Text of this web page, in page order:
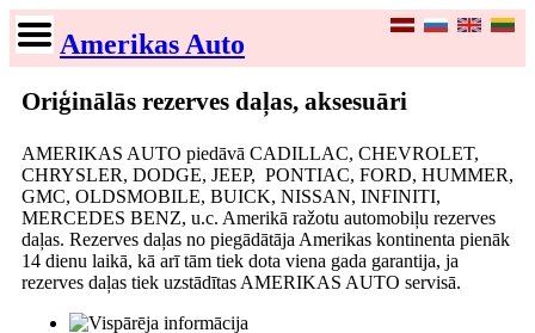
Amerikas Auto
Oriģinālās rezerves daļas, aksesuāri
AMERIKAS AUTO piedāvā CADILLAC, CHEVROLET,
CHRYSLER, DODGE, JEEP, PONTIAC, FORD, HUMMER,
GMC, OLDSMOBILE, BUICK, NISSAN, INFINITI,
MERCEDES BENZ, u.c. Amerikā ražotu automobiļu rezerves
daļas. Rezerves daļas no piegādātāja Amerikas kontinenta pienāk
14 dienu laikā, kā arī tām tiek dota viena gada garantija, ja
rezerves daļas tiek uzstādītas AMERIKAS AUTO servisā.